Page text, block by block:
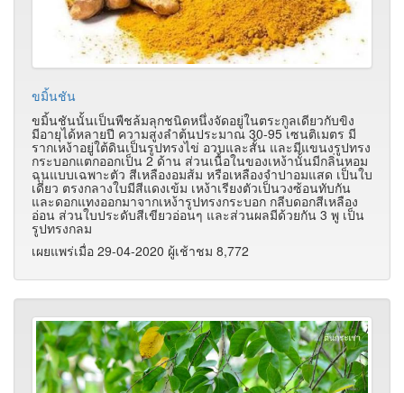
ขมิ้นชัน
ขมิ้นชันนั้นเป็นพืชล้มลุกชนิดหนึ่งจัดอยู่ในตระกูลเดียวกับขิง
มีอายุได้หลายปี ความสูงลำต้นประมาณ 30-95 เซนติเมตร มี
รากเหง้าอยู่ใต้ดินเป็นรูปทรงไข่ อวบและสั้น และมีแขนงรูปทรง
กระบอกแตกออกเป็น 2 ด้าน ส่วนเนื้อในของเหง้านั้นมีกลิ่นหอม
ฉุนแบบเฉพาะตัว สีเหลืองอมส้ม หรือเหลืองจำปาอมแสด เป็นใบ
เดี่ยว ตรงกลางใบมีสีแดงเข้ม เหง้าเรียงตัวเป็นวงซ้อนทับกัน
และดอกแทงออกมาจากเหง้ารูปทรงกระบอก กลีบดอกสีเหลือง
อ่อน ส่วนใบประดับสีเขียวอ่อนๆ และส่วนผลมีด้วยกัน 3 พู เป็น
รูปทรงกลม
เผยแพร่เมื่อ 29-04-2020 ผู้เช้าชม 8,772